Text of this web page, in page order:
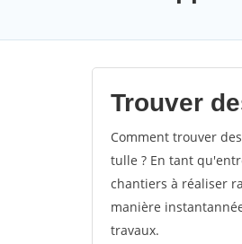
Trouver
Comment trouver
tulle ? En tant
chantiers à réaliser
manière
travaux.